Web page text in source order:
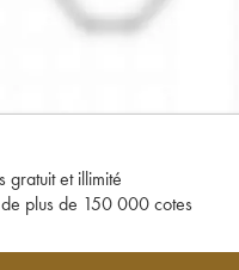
gratuit et illimité
de plus de 150 000 cotes